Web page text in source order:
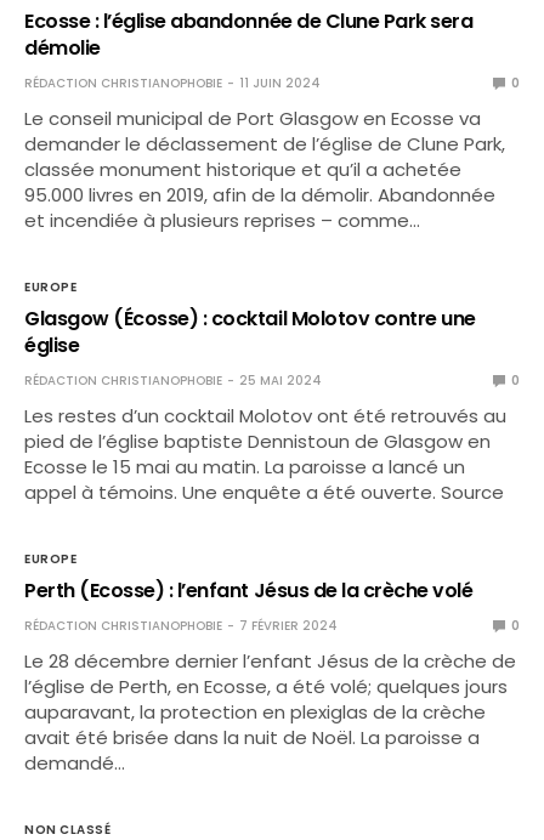
Ecosse : l’église abandonnée de Clune Park sera
démolie
RÉDACTION CHRISTIANOPHOBIE 11 JUIN 2024 0
Le conseil municipal de Port Glasgow en Ecosse va
demander le déclassement de l’église de Clune Park,
classée monument historique et qu’il a achetée
95.000 livres en 2019, afin de la démolir. Abandonnée
et incendiée à plusieurs reprises – comme…
EUROPE
Glasgow (Écosse) : cocktail Molotov contre une
église
RÉDACTION CHRISTIANOPHOBIE 25 MAI 2024 0
Les restes d’un cocktail Molotov ont été retrouvés au
pied de l’église baptiste Dennistoun de Glasgow en
Ecosse le 15 mai au matin. La paroisse a lancé un
appel à témoins. Une enquête a été ouverte. Source
EUROPE
Perth (Ecosse) : l’enfant Jésus de la crèche volé
RÉDACTION CHRISTIANOPHOBIE 7 FÉVRIER 2024 0
Le 28 décembre dernier l’enfant Jésus de la crèche de
l’église de Perth, en Ecosse, a été volé; quelques jours
auparavant, la protection en plexiglas de la crèche
avait été brisée dans la nuit de Noël. La paroisse a
demandé…
NON CLASSÉ